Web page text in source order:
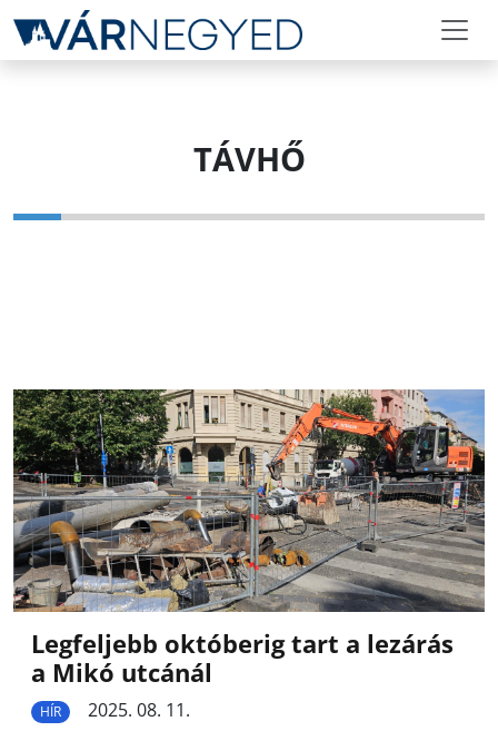
TÁVHŐ
Legfeljebb októberig tart a lezárás
a Mikó utcánál
HÍR
2025. 08. 11.